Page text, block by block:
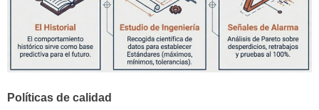
Políticas de calidad